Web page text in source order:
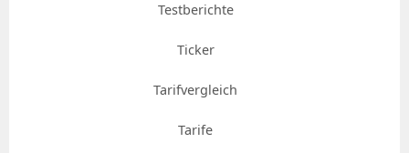
Testberichte
Ticker
Tarifvergleich
Tarife